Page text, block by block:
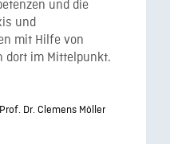
und die
und
mit Hilfe von
dort im Mittelpunkt.
Prof. Dr. Clemens Möller